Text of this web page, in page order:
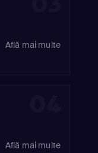
Află mai multe
Află mai multe